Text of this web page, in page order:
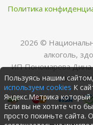
Политика
2026 ©
алкoгoль,
ИП Пономарева Дина
Пользуясь нашим
используем cookies К
Яндекс.Метрика
Если вы не хотите что
просто покиньте сайта.